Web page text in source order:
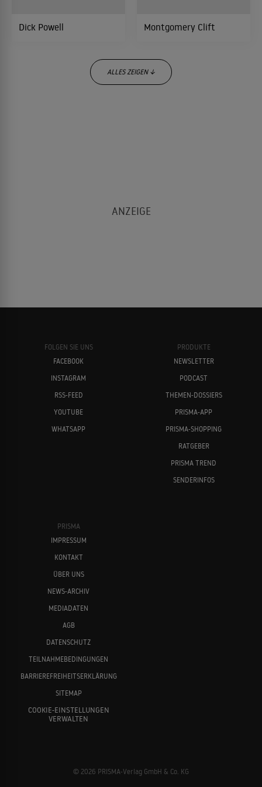
Dick Powell Montgomery Clift
ALLES ZEIGEN ↓
José Ferrer Alan Ladd
FOLGEN SIE UNS
FACEBOOK
INSTAGRAM
RSS-FEED
YOUTUBE
WHATSAPP
PRODUKTE
NEWSLETTER
PODCAST
THEMEN-DOSSIERS
PRISMA-APP
PRISMA-SHOPPING
RATGEBER
PRISMA TREND
SENDERINFOS
PRISMA
IMPRESSUM
KONTAKT
ÜBER UNS
NEWS-ARCHIV
MEDIADATEN
AGB
DATENSCHUTZ
TEILNAHMEBEDINGUNGEN
BARRIEREFREIHEITSERKLÄRUNG
SITEMAP
COOKIE-EINSTELLUNGEN
VERWALTEN
© 2026 PRISMA-Verlag GmbH & Co. KG